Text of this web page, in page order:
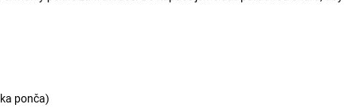
ponča)